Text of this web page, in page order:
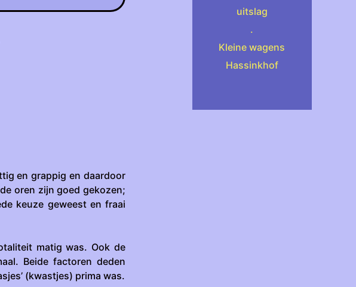
en grappig en daardoor
oren zijn goed gekozen;
keuze geweest en fraai
matig was. Ook de
Beide factoren deden
(kwastjes) prima was.
uitslag
.
Kleine wagens
Hassinkhof